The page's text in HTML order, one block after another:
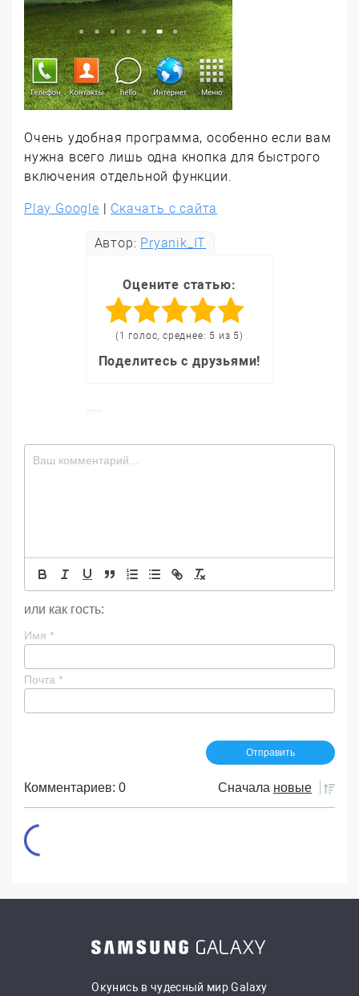
Очень удобная программа, особенно если вам
нужна всего лишь одна кнопка для быстрого
включения отдельной функции.
Play Google | Скачать с сайта
Автор: Pryanik_IT
Оцените статью:
(1 голос, среднее: 5 из 5)
Поделитесь с друзьями!
или как гость:
Имя *
Почта *
Комментариев: 0 Сначала новые
Окунись в чудесный мир Galaxy